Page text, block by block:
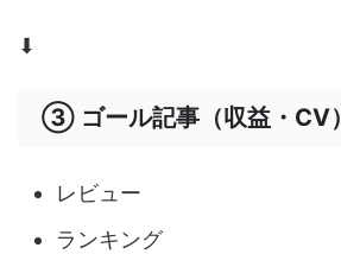
⬇
③ ゴール記事（収益・CV）
レビュー
ランキング